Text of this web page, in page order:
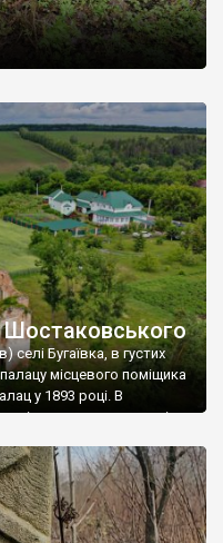
Шостаковського
Бугаївка, в густих
місцевого поміщика
у 1893 році. В
містилася школа, потім
лікарню. Коли із
не […]